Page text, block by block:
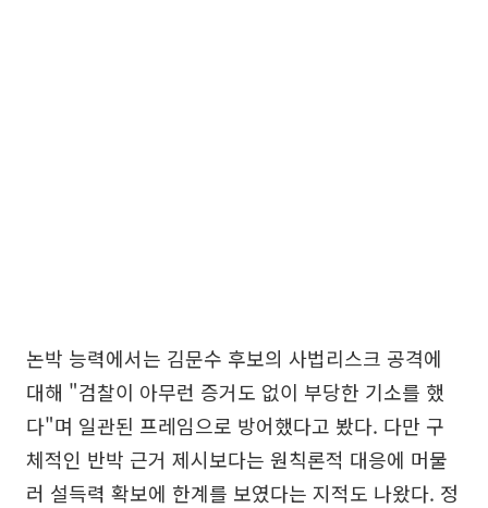
논박 능력에서는 김문수 후보의 사법리스크 공격에
대해 "검찰이 아무런 증거도 없이 부당한 기소를 했
다"며 일관된 프레임으로 방어했다고 봤다. 다만 구
체적인 반박 근거 제시보다는 원칙론적 대응에 머물
러 설득력 확보에 한계를 보였다는 지적도 나왔다. 정